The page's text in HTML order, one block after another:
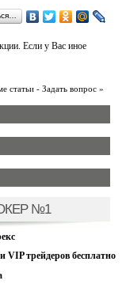
Если у Вас иное
статьи - Задать вопрос »
№1
VIP трейдеров бесплатно